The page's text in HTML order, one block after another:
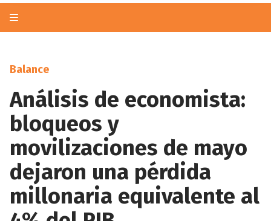
Balance
Análisis de economista:
bloqueos y
movilizaciones de mayo
dejaron una pérdida
millonaria equivalente al